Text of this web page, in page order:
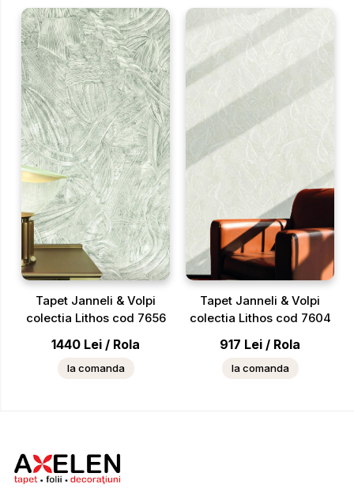
Tapet Janneli & Volpi
colectia Lithos cod 7656
1440 Lei / Rola
la comanda
Tapet Janneli & Volpi
colectia Lithos cod 7604
917 Lei / Rola
la comanda